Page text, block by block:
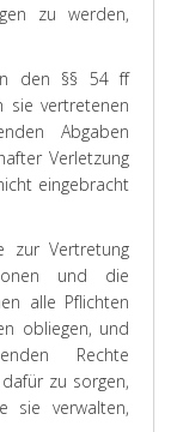
zu werden,
den §§ 54 ff
sie vertretenen
Abgaben
Verletzung
eingebracht
zur Vertretung
und die
alle Pflichten
obliegen, und
Rechte
zu sorgen,
sie verwalten,